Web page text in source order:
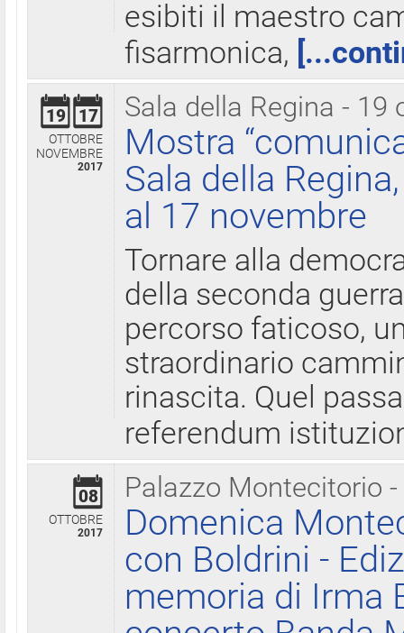
esibiti il maestro
fisarmonica,
Sala della Regina - 19
19 17
OTTOBRE
NOVEMBRE
2017
Mostra
Sala della
al 17 novembre
Tornare alla
della seconda
percorso faticoso,
straordinario
rinascita. Quel
referendum
Palazzo Montecitorio
08
OTTOBRE
2017
Domenica
con Boldrini -
memoria di Irma